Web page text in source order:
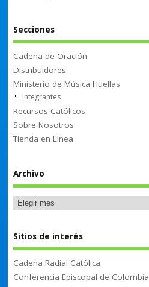
Secciones
Cadena de Oración
Distribuidores
Ministerio de Música Huellas
Integrantes
Recursos Católicos
Sobre Nosotros
Tienda en Línea
Archivo
Sitios de interés
Cadena Radial Católica
Conferencia Episcopal de Colombia